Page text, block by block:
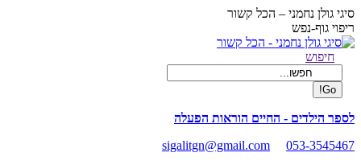
Skip
to
content
סיגי גולן נחמני – הכל קשור
ריפוי גוף-נפש
Facebook
opens
new
window
Search:
חיפוש
לספר הילדים - החיים הוראות הפעלה
sigalitgn@gmail.com
053-3545467